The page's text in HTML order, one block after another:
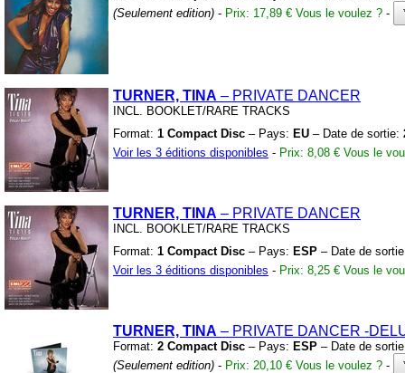
(Seulement edition) - Prix: 17,89 € Vous le voulez ? -
TURNER, TINA – PRIVATE DANCER
INCL.
BOOKLET/RARE TRACKS
Format: 1 Compact Disc – Pays: EU – Date de sortie:
Voir les 3 éditions disponibles - Prix: 8,08 € Vous le
TURNER, TINA – PRIVATE DANCER
INCL.
BOOKLET/RARE TRACKS
Format: 1 Compact Disc – Pays: ESP – Date de
Voir les 3 éditions disponibles - Prix: 8,25 € Vous le
TURNER, TINA – PRIVATE DANCER -
Format: 2 Compact Disc – Pays: ESP – Date de
(Seulement edition) - Prix: 20,10 € Vous le voulez ? -